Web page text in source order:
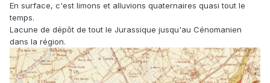
En surface, c'est limons et alluvions quaternaires quasi tout le
temps.
Lacune de dépôt de tout le Jurassique jusqu'au Cénomanien
dans la région.